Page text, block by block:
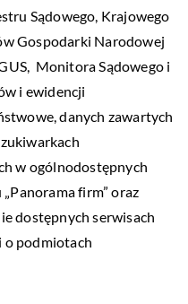
Sądowego, Krajowego
Gospodarki Narodowej
Monitora Sądowego i
i ewidencji
danych zawartych
w ogólnodostępnych
firm” oraz
dostępnych serwisach
podmiotach